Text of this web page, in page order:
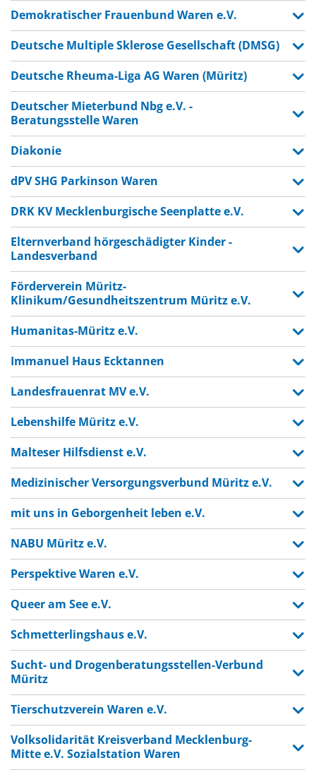
Demokratischer Frauenbund Waren e.V.
Deutsche Multiple Sklerose Gesellschaft (DMSG)
Deutsche Rheuma-Liga AG Waren (Müritz)
Deutscher Mieterbund Nbg e.V. -
Beratungsstelle Waren
Diakonie
dPV SHG Parkinson Waren
DRK KV Mecklenburgische Seenplatte e.V.
Elternverband hörgeschädigter Kinder -
Landesverband
Förderverein Müritz-
Klinikum/Gesundheitszentrum Müritz e.V.
Humanitas-Müritz e.V.
Immanuel Haus Ecktannen
Landesfrauenrat MV e.V.
Lebenshilfe Müritz e.V.
Malteser Hilfsdienst e.V.
Medizinischer Versorgungsverbund Müritz e.V.
mit uns in Geborgenheit leben e.V.
NABU Müritz e.V.
Perspektive Waren e.V.
Queer am See e.V.
Schmetterlingshaus e.V.
Sucht- und Drogenberatungsstellen-Verbund
Müritz
Tierschutzverein Waren e.V.
Volksolidarität Kreisverband Mecklenburg-
Mitte e.V. Sozialstation Waren